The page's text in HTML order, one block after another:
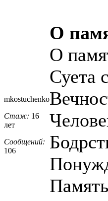
mkostuchenko
Стаж: 16
лет
Сообщений:
106
О
О
Суета